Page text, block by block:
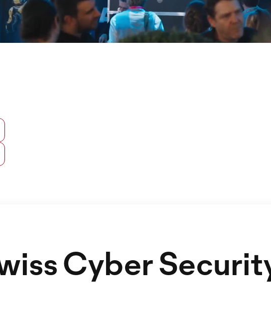
Cyber